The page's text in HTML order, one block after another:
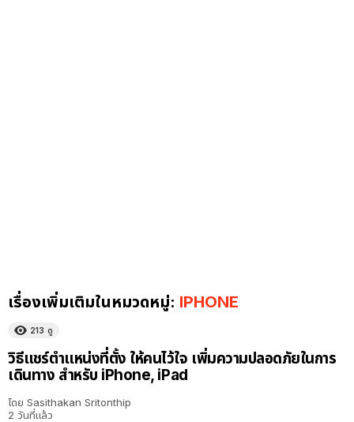
เรื่องเพิ่มเติมในหมวดหมู่: IPHONE
213 ดู
วิธีแชร์ตำแหน่งที่ตั้ง ให้คนไว้ใจ เพิ่มความปลอดภัยในการ
เดินทาง สำหรับ iPhone, iPad
โดย Sasithakan Sritonthip
2 วันที่แล้ว